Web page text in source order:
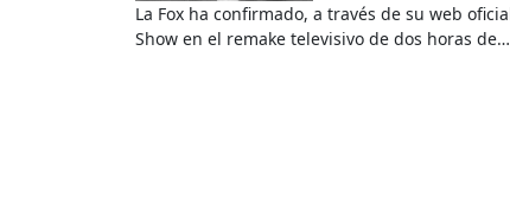
La Fox ha confirmado, a través de su web oficial, que el icónico Tim Curry regresará a The Rock Horror Picture
Show en el remake televisivo de dos horas de…